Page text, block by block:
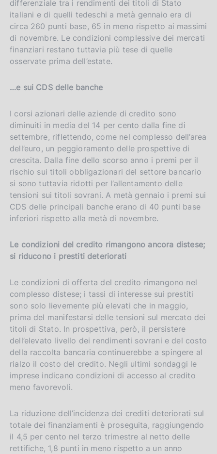
differenziale tra i rendimenti dei titoli di Stato
italiani e di quelli tedeschi a metà gennaio era di
circa 260 punti base, 65 in meno rispetto ai massimi
di novembre. Le condizioni complessive dei mercati
finanziari restano tuttavia più tese di quelle
osservate prima dell’estate.
…e sui CDS delle banche
I corsi azionari delle aziende di credito sono
diminuiti in media del 14 per cento dalla fine di
settembre, riflettendo, come nel complesso dell’area
dell’euro, un peggioramento delle prospettive di
crescita. Dalla fine dello scorso anno i premi per il
rischio sui titoli obbligazionari del settore bancario
si sono tuttavia ridotti per l’allentamento delle
tensioni sui titoli sovrani. A metà gennaio i premi sui
CDS delle principali banche erano di 40 punti base
inferiori rispetto alla metà di novembre.
Le condizioni del credito rimangono ancora distese;
si riducono i prestiti deteriorati
Le condizioni di offerta del credito rimangono nel
complesso distese; i tassi di interesse sui prestiti
sono solo lievemente più elevati che in maggio,
prima del manifestarsi delle tensioni sul mercato dei
titoli di Stato. In prospettiva, però, il persistere
dell’elevato livello dei rendimenti sovrani e del costo
della raccolta bancaria continuerebbe a spingere al
rialzo il costo del credito. Negli ultimi sondaggi le
imprese indicano condizioni di accesso al credito
meno favorevoli.
La riduzione dell’incidenza dei crediti deteriorati sul
totale dei finanziamenti è proseguita, raggiungendo
il 4,5 per cento nel terzo trimestre al netto delle
rettifiche, 1,8 punti in meno rispetto a un anno